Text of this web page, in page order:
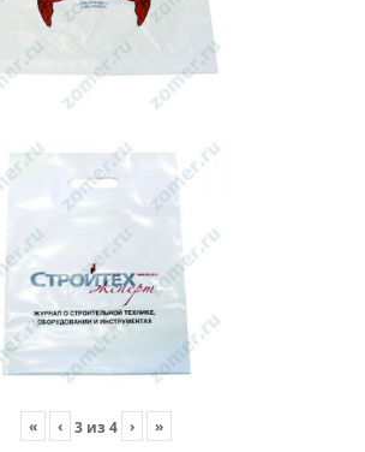
« ‹ 3 из 4 › »